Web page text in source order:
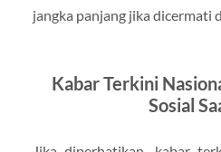
jangka panjang jika dicermati
Kabar Terkini
Sosial